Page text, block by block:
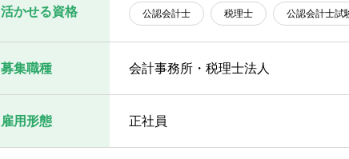
活かせる資格 公認会計士 税理士 公認会計士試
募集職種 会計事務所・税理士法人
雇用形態 正社員